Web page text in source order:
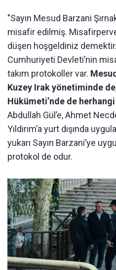
"Sayın Mesud Barzani
misafir edilmiş.
düşen hoşgeldiniz
Cumhuriyeti Devleti’nin
takım protokoller var.
Kuzey Irak yönetiminde
Hükümeti’nde de
Abdullah Gül’e, Ahmet
Yıldırım’a yurt dışında
yukarı Sayın Barzani’ye
protokol de odur.